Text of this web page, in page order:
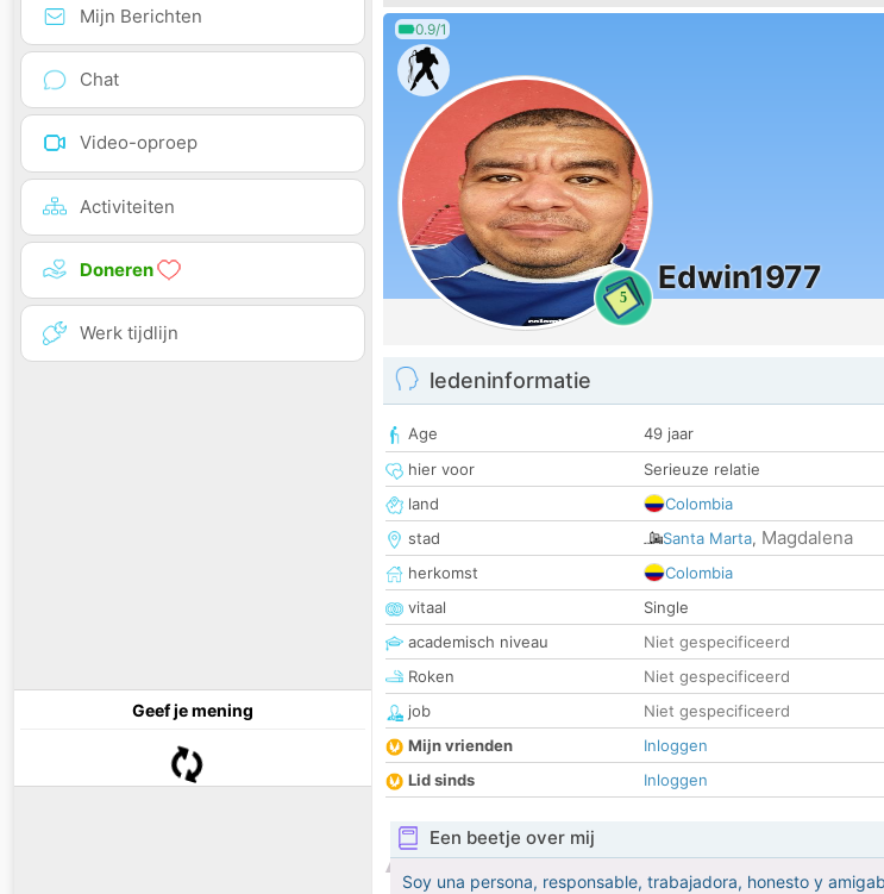
Mijn Berichten
Chat
Video-oproep
Activiteiten
Doneren
Werk tijdlijn
Geef je mening
0.9/1
5
Edwin1977
ledeninformatie
Age
49 jaar
hier voor
Serieuze relatie
land
Colombia
stad
Santa Marta, Magdalena
herkomst
Colombia
vitaal
Single
academisch niveau
Niet gespecificeerd
Roken
Niet gespecificeerd
job
Niet gespecificeerd
Mijn vrienden
Inloggen
Lid sinds
Inloggen
Een beetje over mij
Soy una persona, responsable, trabajadora, honesto y